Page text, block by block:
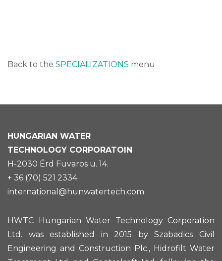
Back to the SPECIALIZATIONS menu
HUNGARIAN WATER
TECHNOLOGY CORPORATOIN
H-2030 Érd Fuvaros u. 14.
+ 36 (70) 521 2334
international@hunwatertech.com
HWTC Hungarian Water Technology Corporation
Ltd. was established in 2015 by Szabadics Civil
Engineering and Construction Plc., Hidrofilt Water